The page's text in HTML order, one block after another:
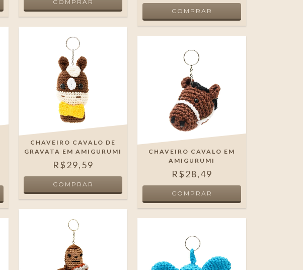
CHAVEIRO CAVALO DE
GRAVATA EM AMIGURUMI
R$29,59
CHAVEIRO CAVALO EM
AMIGURUMI
R$28,49